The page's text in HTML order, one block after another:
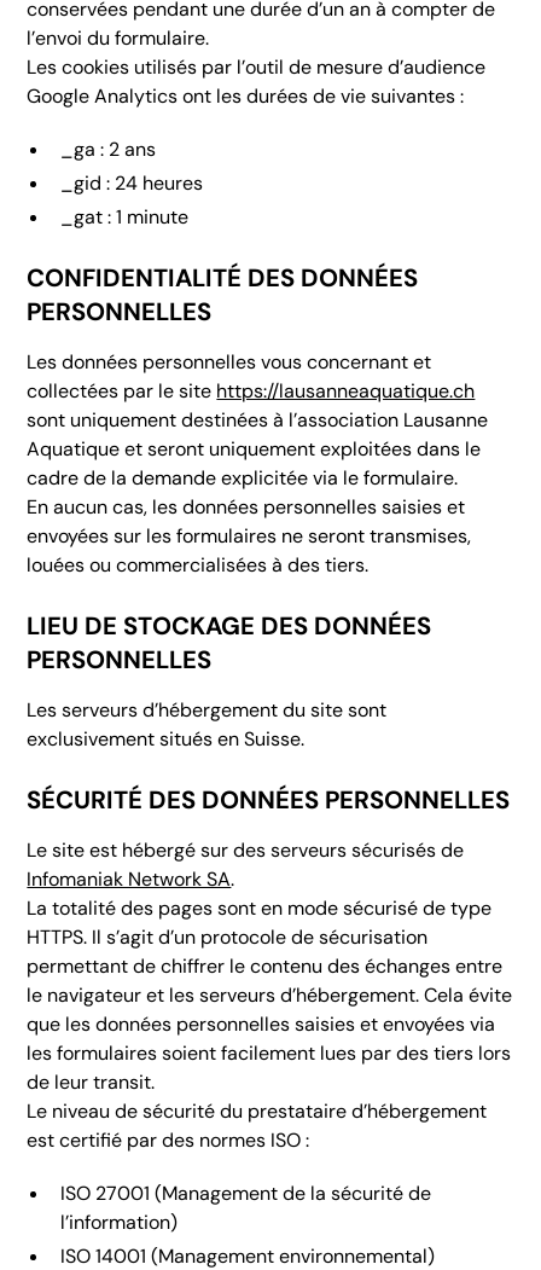
conservées pendant une durée d’un an à compter de
l’envoi du formulaire.
Les cookies utilisés par l’outil de mesure d’audience
Google Analytics ont les durées de vie suivantes :
_ga : 2 ans
_gid : 24 heures
_gat : 1 minute
CONFIDENTIALITÉ DES DONNÉES
PERSONNELLES
Les données personnelles vous concernant et
collectées par le site https://lausanneaquatique.ch
sont uniquement destinées à l’association Lausanne
Aquatique et seront uniquement exploitées dans le
cadre de la demande explicitée via le formulaire.
En aucun cas, les données personnelles saisies et
envoyées sur les formulaires ne seront transmises,
louées ou commercialisées à des tiers.
LIEU DE STOCKAGE DES DONNÉES
PERSONNELLES
Les serveurs d’hébergement du site sont
exclusivement situés en Suisse.
SÉCURITÉ DES DONNÉES PERSONNELLES
Le site est hébergé sur des serveurs sécurisés de
Infomaniak Network SA.
La totalité des pages sont en mode sécurisé de type
HTTPS. Il s’agit d’un protocole de sécurisation
permettant de chiffrer le contenu des échanges entre
le navigateur et les serveurs d’hébergement. Cela évite
que les données personnelles saisies et envoyées via
les formulaires soient facilement lues par des tiers lors
de leur transit.
Le niveau de sécurité du prestataire d’hébergement
est certifié par des normes ISO :
ISO 27001 (Management de la sécurité de
l’information)
ISO 14001 (Management environnemental)